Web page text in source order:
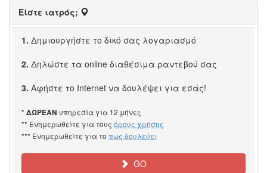
Είστε ιατρός;
1. Δημιουργήστε το δικό σας λογαριασμό
2. Δηλώστε τα online διαθέσιμα ραντεβού σας
3. Αφήστε το Internet να δουλέψει για εσάς!
* ΔΩΡΕΑΝ υπηρεσία για 12 μήνες
** Ενημερωθείτε για τους όρους χρήσης
*** Ενημερωθείτε για το πως δουλεύει
GO